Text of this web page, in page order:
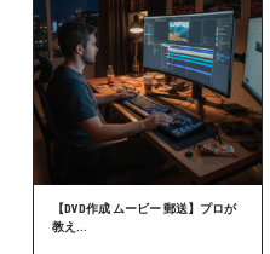
【DVD作成 ムービー 郵送】プロが
教え...